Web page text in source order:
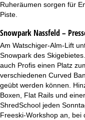
Ruheräumen sorgen für
Piste.
Snowpark Nassfeld –
Am Watschiger-Alm-Lift
Snowpark des
auch Profis einen Platz
verschiedenen Curved
geübt werden können.
Boxen, Flat Rails und
ShredSchool jeden
Freeski-Workshop an, bei